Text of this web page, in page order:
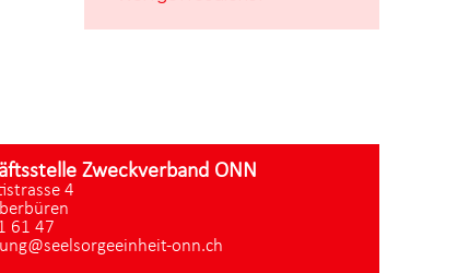
Zweckverband ONN
4
61 47
onn.ch